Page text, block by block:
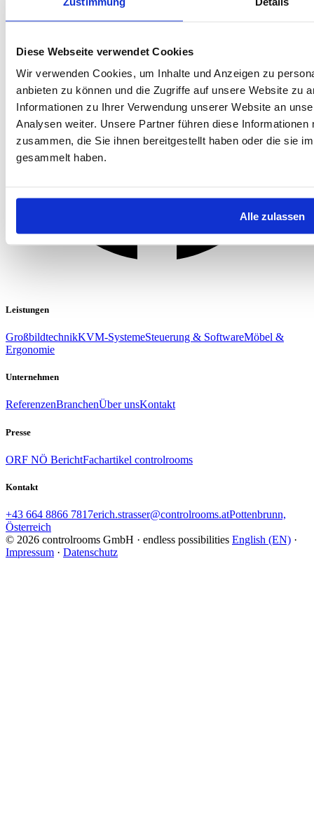
Diese Webseite verwendet Cookies
Wir verwenden Cookies, um Inhalte und Anzeigen zu
anbieten zu können und die Zugriffe auf unsere Website zu
Informationen zu Ihrer Verwendung unserer Website an
Analysen weiter. Unsere Partner führen diese
zusammen, die Sie ihnen bereitgestellt haben oder die sie
gesammelt haben.
Alle zulassen
Leistungen
GroßbildtechnikKVM-SystemeSteuerung & SoftwareMöbel &
Ergonomie
Unternehmen
ReferenzenBranchenÜber unsKontakt
Presse
ORF NÖ BerichtFachartikel controlrooms
Kontakt
+43 664 8866 7817erich.strasser@controlrooms.atPottenbrunn,
Österreich
© 2026 controlrooms GmbH · endless possibilities English (EN) ·
Impressum · Datenschutz